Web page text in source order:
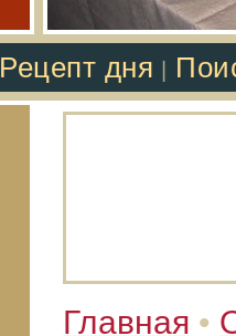
Рецепт дня
Главная •